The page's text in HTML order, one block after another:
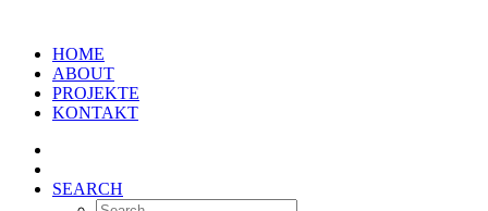
HOME
ABOUT
PROJEKTE
KONTAKT
SEARCH